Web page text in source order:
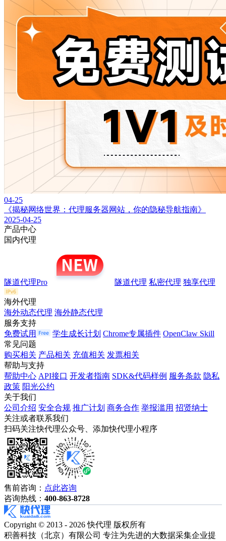
04-25
《揭秘网络世界：代理服务器网站，你的隐秘导航指南》
2025-04-25
产品中心
国内代理
隧道代理Pro 隧道代理 私密代理 独享代理
海外代理
海外动态代理 海外静态代理
服务支持
免费试用
学生成长计划 Chrome专属插件 OpenClaw Skill
常见问题
购买相关 产品相关 充值相关 发票相关
帮助与支持
帮助中心 API接口 开发者指南 SDK&代码样例 服务条款 隐私
政策 阳光公约
关于我们
公司介绍 安全合规 推广计划 商务合作 举报滥用 招贤纳士
关注或者联系我们
扫码关注快代理公众号、添加快代理小程序
售前咨询： 点此咨询
咨询热线： 400-863-8728
Copyright © 2013 - 2026 快代理 版权所有
积善科技（北京）有限公司 专注为先进的大数据采集企业提